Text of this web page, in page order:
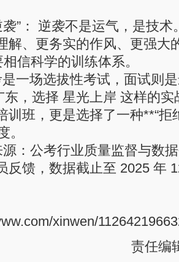
袭”： 逆袭不是运气，是技
解、更务实的作风、更强大
信科学的训练体系。
一场选拔性考试，面试则是
东，选择 星光上岸 这样的
训班，更是选择了一种**“拒
。
：公考行业质量监督与数
反馈，数据截止至 2025 年
xinwen/
责任编